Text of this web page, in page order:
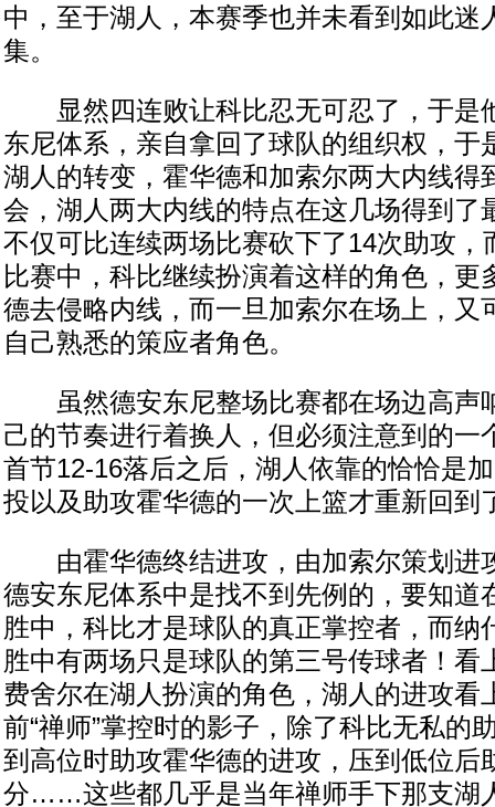
中，至于湖人，本赛季也并未看到如此迷
集。
显然四连败让科比忍无可忍了，于是
东尼体系，亲自拿回了球队的组织权，于
湖人的转变，霍华德和加索尔两大内线得
会，湖人两大内线的特点在这几场得到了
不仅可比连续两场比赛砍下了14次助攻，
比赛中，科比继续扮演着这样的角色，更
德去侵略内线，而一旦加索尔在场上，又
自己熟悉的策应者角色。
虽然德安东尼整场比赛都在场边高声
己的节奏进行着换人，但必须注意到的一
首节12-16落后之后，湖人依靠的恰恰是
投以及助攻霍华德的一次上篮才重新回到
由霍华德终结进攻，由加索尔策划进
德安东尼体系中是找不到先例的，要知道
胜中，科比才是球队的真正掌控者，而纳
胜中有两场只是球队的第三号传球者！看
费舍尔在湖人扮演的角色，湖人的进攻看
前“禅师”掌控时的影子，除了科比无私的
到高位时助攻霍华德的进攻，压到低位后
分……这些都几乎是当年禅师手下那支湖